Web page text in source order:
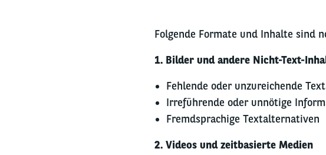
Folgende Formate und Inhalte sind
1. Bilder und andere Nicht-Text-
Fehlende oder unzureichende
Irreführende oder unnötige
Fremdsprachige Textalternativen
2. Videos und zeitbasierte Medien